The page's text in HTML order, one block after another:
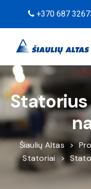
+370 687
Statorius
Šiaulių Altas >
Statoriai >